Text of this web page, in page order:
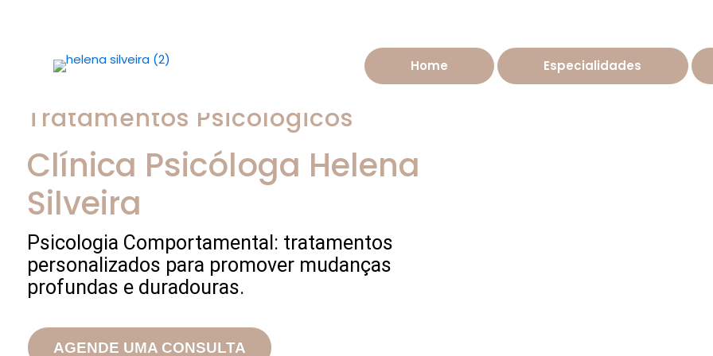
Home Especialidades
Tratamentos Psicológicos
Clínica Psicóloga Helena
Silveira
Psicologia Comportamental: tratamentos
personalizados para promover mudanças
profundas e duradouras.
AGENDE UMA CONSULTA